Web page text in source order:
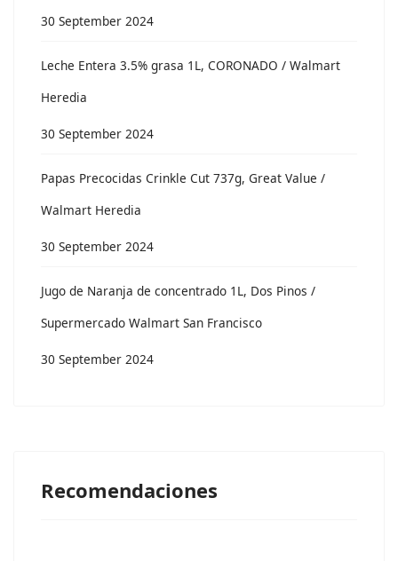
30 September 2024
Leche Entera 3.5% grasa 1L, CORONADO / Walmart
Heredia
30 September 2024
Papas Precocidas Crinkle Cut 737g, Great Value /
Walmart Heredia
30 September 2024
Jugo de Naranja de concentrado 1L, Dos Pinos /
Supermercado Walmart San Francisco
30 September 2024
Recomendaciones